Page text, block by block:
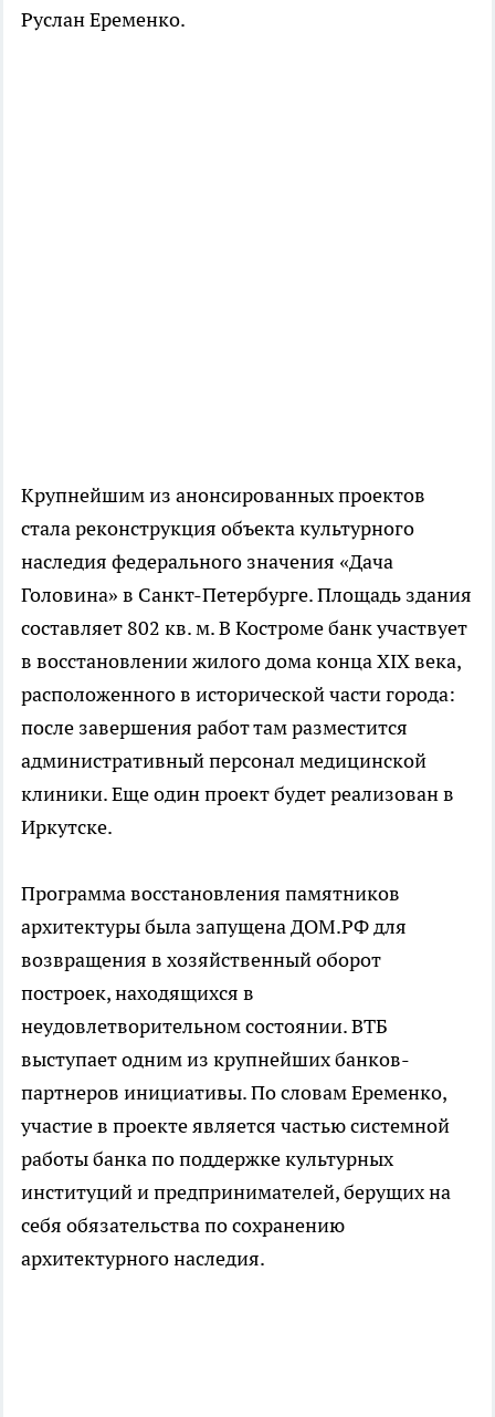
Руслан Еременко.
Крупнейшим из анонсированных проектов
стала реконструкция объекта культурного
наследия федерального значения «Дача
Головина» в Санкт-Петербурге. Площадь здания
составляет 802 кв. м. В Костроме банк участвует
в восстановлении жилого дома конца XIX века,
расположенного в исторической части города:
после завершения работ там разместится
административный персонал медицинской
клиники. Еще один проект будет реализован в
Иркутске.
Программа восстановления памятников
архитектуры была запущена ДОМ.РФ для
возвращения в хозяйственный оборот
построек, находящихся в
неудовлетворительном состоянии. ВТБ
выступает одним из крупнейших банков-
партнеров инициативы. По словам Еременко,
участие в проекте является частью системной
работы банка по поддержке культурных
институций и предпринимателей, берущих на
себя обязательства по сохранению
архитектурного наследия.